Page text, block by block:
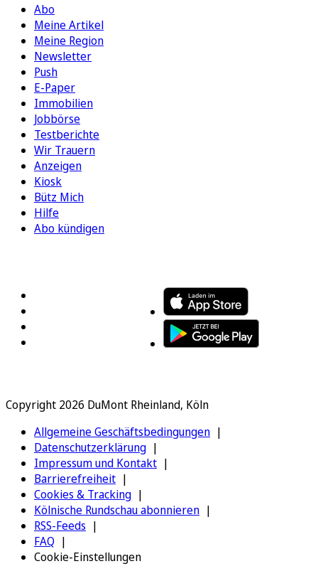
Abo
Meine Artikel
Meine Region
Newsletter
Push
E-Paper
Immobilien
Jobbörse
Testberichte
Wir Trauern
Anzeigen
Kiosk
Bütz Mich
Hilfe
Abo kündigen
Copyright 2026 DuMont Rheinland, Köln
Allgemeine Geschäftsbedingungen
Datenschutzerklärung
Impressum und Kontakt
Barrierefreiheit
Cookies & Tracking
Kölnische Rundschau abonnieren
RSS-Feeds
FAQ
Cookie-Einstellungen